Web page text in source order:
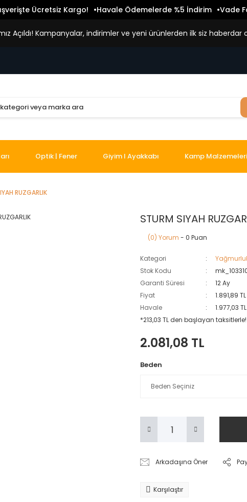
Ücretsiz Kargo! Havale Ödemelerde %5 İndirim Vade
Açıldı! Kampanyalar, indirimler ve yeni ürünlerden ilk siz haberdar
Optik | Fener Giyim I Ayakkabı Kamp Malzemeleri
RUZGARLIK
STURM SIYAH
(0) Yorum - 0 Puan
Kategori
Stok Kodu
Garanti Süresi
12 Ay
Fiyat
1.891,89
Havale
1.977,03
*213,03 TL den başlayan taksitlerle!
2.081,08 TL
Beden
Arkadaşına Öner
Karşılaştır